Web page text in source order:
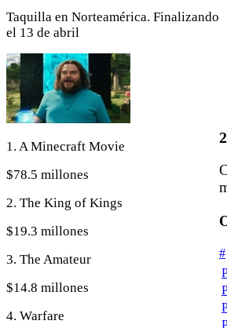
Taquilla en Norteamérica. Finalizando
el 13 de abril
1. A Minecraft Movie
$78.5 millones
2. The King of Kings
$19.3 millones
3. The Amateur
$14.8 millones
4. Warfare
#